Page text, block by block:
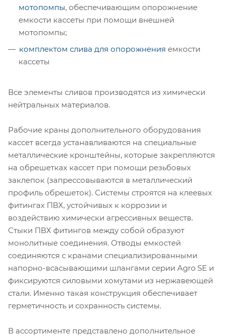
мотопомпы, обеспечивающим опорожнение
емкости кассеты при помощи внешней
мотопомпы;
комплектом слива для опорожнения емкости
кассеты
Все элементы сливов производятся из химически
нейтральных материалов.
Рабочие краны дополнительного оборудования
кассет всегда устанавливаются на специальные
металлические кронштейны, которые закрепляются
на обрешетках кассет при помощи резьбовых
заклепок (запрессовываются в металлический
профиль обрешеток). Системы строятся на клеевых
фитингах ПВХ, устойчивых к коррозии и
воздействию химически агрессивных веществ.
Стыки ПВХ фитингов между собой образуют
монолитные соединения. Отводы емкостей
соединяются с кранами специализированными
напорно-всасывающими шлангами серии Agro SE и
фиксируются силовыми хомутами из нержавеющей
стали. Именно такая конструкция обеспечивает
герметичность и сохранность системы.
В ассортименте представлено дополнительное